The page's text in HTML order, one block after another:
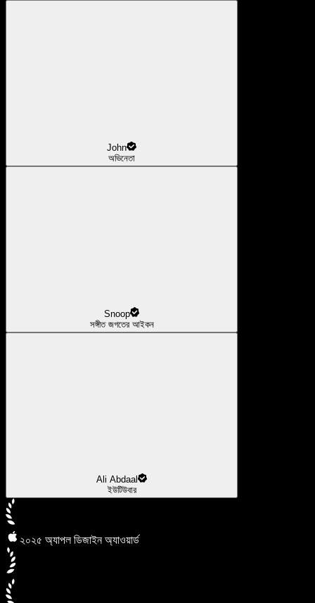
John
অভিনেতা
Snoop
সঙ্গীত জগতের আইকন
Ali Abdaal
ইউটিউবার
২০২৫ অ্যাপল ডিজাইন অ্যাওয়ার্ড